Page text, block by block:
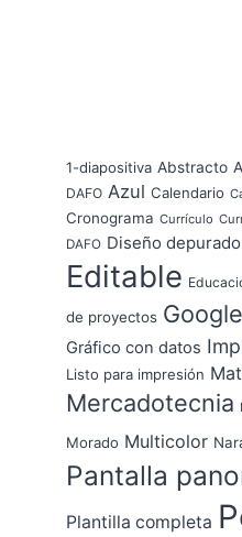
1-diapositiva Abstracto
DAFO Azul Calendario
Cronograma Currículo
DAFO Diseño depurado
Editable
de proyectos
Gráfico con datos
Listo para impresión
Mercadotecnia
Morado Multicolor
Pantalla
Plantilla completa